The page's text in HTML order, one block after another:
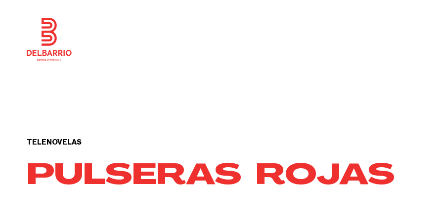
TELENOVELAS
PULSERAS ROJAS